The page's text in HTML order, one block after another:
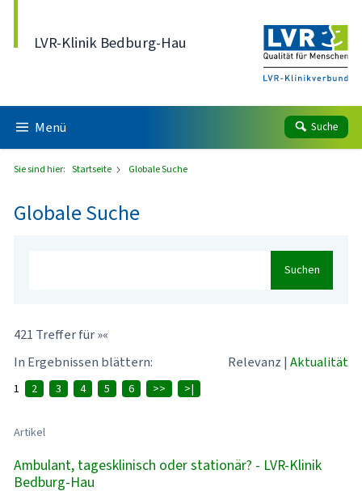
LVR-Klinik Bedburg-Hau
Menü Suche
Sie sind hier: Startseite Globale Suche
Globale Suche
Suchen
421 Treffer für »«
In Ergebnissen blättern:
Relevanz | Aktualität
1 2 3 4 5 6 >> >|
Artikel
Ambulant, tagesklinisch oder stationär? - LVR-Klinik
Bedburg-Hau